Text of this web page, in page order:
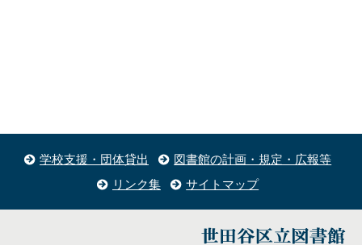
学校支援・団体貸出
図書館の計画・規定・広報等
リンク集
サイトマップ